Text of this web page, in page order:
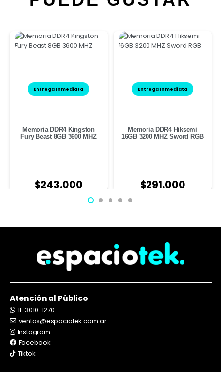
Entrega Inmediata
Memoria DDR4 Kingston
Fury Beast 8GB 3600 MHZ
$243.000
Entrega Inmediata
Memoria DDR4 Hiksemi
16GB 3200 MHZ Sword RGB
$291.000
Atención al Público
11-3010-1270
ventas@espaciotek.com.ar
Instagram
Facebook
Tiktok